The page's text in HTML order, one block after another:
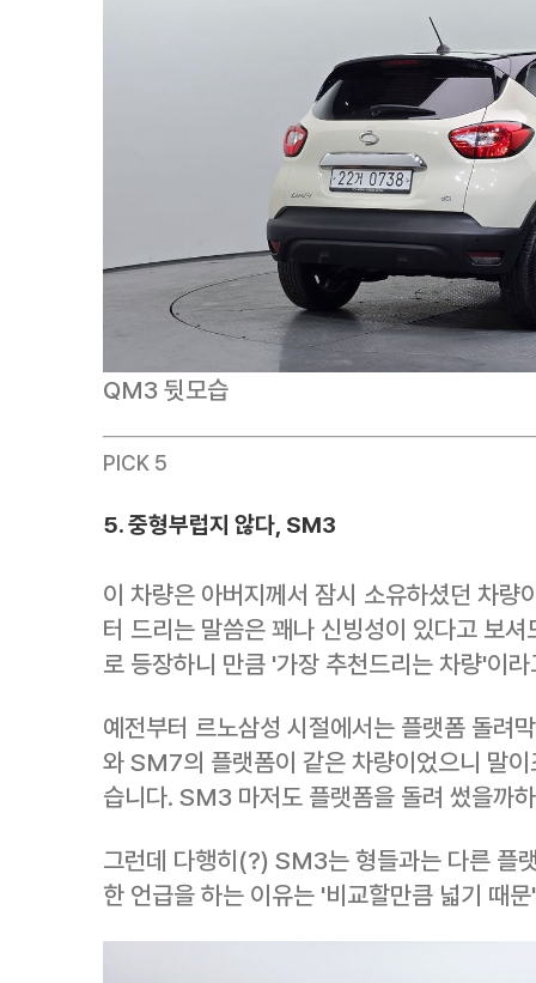
QM3 뒷모습
PICK 5
5. 중형부럽지 않다, SM3
이 차량은 아버지께서 잠시 소유하셨던 차량
터 드리는 말씀은 꽤나 신빙성이 있다고 보
로 등장하니 만큼 '가장 추천드리는 차량'이
예전부터 르노삼성 시절에서는 플랫폼 돌려
와 SM7의 플랫폼이 같은 차량이었으니 말
습니다. SM3 마저도 플랫폼을 돌려 썼을까
그런데 다행히(?) SM3는 형들과는 다른 플
한 언급을 하는 이유는 '비교할만큼 넓기 때